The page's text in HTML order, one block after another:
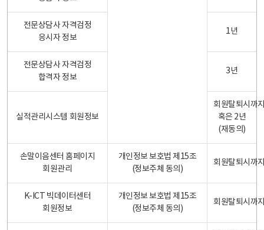
전문상담사 자격검정
응시자 정보
1년
전문상담사 자격검정
합격자 정보
3년
실적관리시스템 회원정보
회원탈퇴시까
혹은 2년
(재동의)
손말이음센터 홈페이지
회원관리
개인정보 보호법 제15조
(정보주체 동의)
회원탈퇴시까
K-ICT 빅데이터센터
회원정보
개인정보 보호법 제15조
(정보주체 동의)
회원탈퇴시까